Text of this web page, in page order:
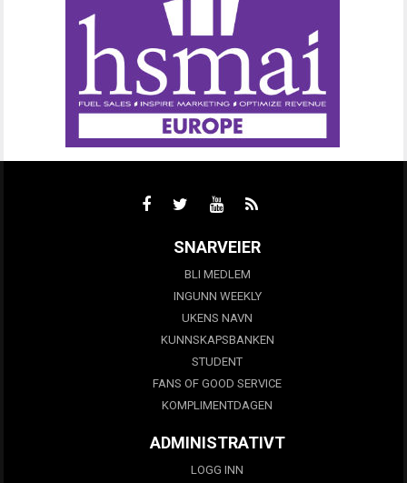
SNARVEIER
BLI MEDLEM
INGUNN WEEKLY
UKENS NAVN
KUNNSKAPSBANKEN
STUDENT
FANS OF GOOD SERVICE
KOMPLIMENTDAGEN
ADMINISTRATIVT
LOGG INN